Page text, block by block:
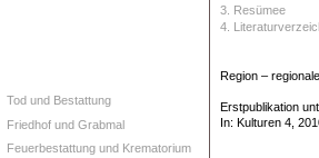
Tod und Bestattung
Friedhof und Grabmal
Feuerbestattung und Krematorium
3. Resümee
4.
Region –
Erstpublikation
In: Kulturen 4,